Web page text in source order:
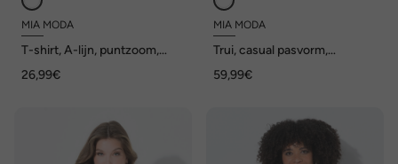
MIA MODA
T-shirt, A-lijn, puntzoom,
26,99€
MIA MODA
Trui, casual pasvorm,
59,99€